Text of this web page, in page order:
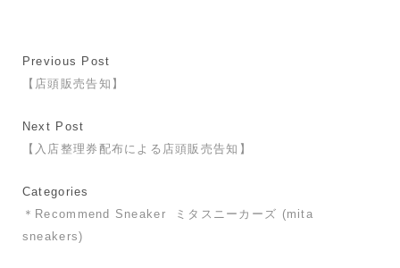
Previous Post
【店頭販売告知】
Next Post
【入店整理券配布による店頭販売告知】
Categories
＊Recommend Sneaker
ミタスニーカーズ (mita
sneakers)